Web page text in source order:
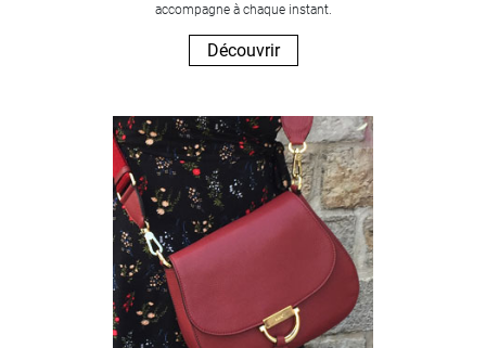
accompagne à chaque instant.
Découvrir